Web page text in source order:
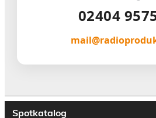
02404
Spotkatalog